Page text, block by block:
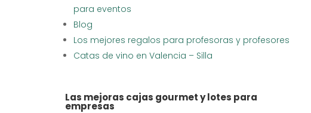
para eventos
Blog
Los mejores regalos para profesoras y profesores
Catas de vino en Valencia – Silla
Las mejoras cajas gourmet y lotes para
empresas